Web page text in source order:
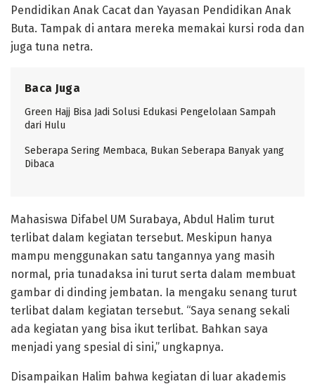
Pendidikan Anak Cacat dan Yayasan Pendidikan Anak
Buta. Tampak di antara mereka memakai kursi roda dan
juga tuna netra.
Baca Juga
Green Hajj Bisa Jadi Solusi Edukasi Pengelolaan Sampah
dari Hulu
Seberapa Sering Membaca, Bukan Seberapa Banyak yang
Dibaca
Mahasiswa Difabel UM Surabaya, Abdul Halim turut
terlibat dalam kegiatan tersebut. Meskipun hanya
mampu menggunakan satu tangannya yang masih
normal, pria tunadaksa ini turut serta dalam membuat
gambar di dinding jembatan. Ia mengaku senang turut
terlibat dalam kegiatan tersebut. “Saya senang sekali
ada kegiatan yang bisa ikut terlibat. Bahkan saya
menjadi yang spesial di sini,” ungkapnya.
Disampaikan Halim bahwa kegiatan di luar akademis